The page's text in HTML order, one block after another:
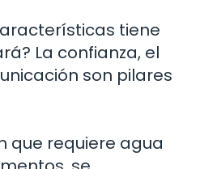
tiene
La confianza, el
son pilares
que requiere agua